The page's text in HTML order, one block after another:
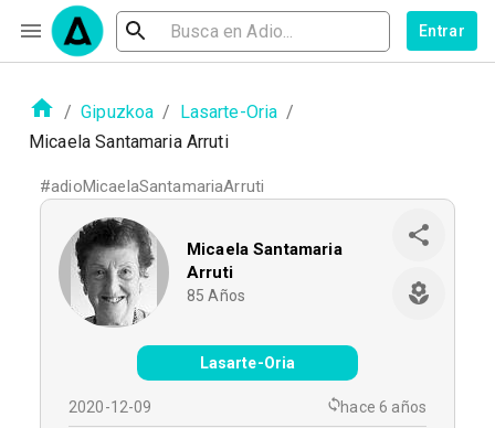
Entrar
/ Gipuzkoa / Lasarte-Oria /
Micaela Santamaria Arruti
#adioMicaelaSantamariaArruti
Micaela Santamaria
Arruti
85 Años
Lasarte-Oria
2020-12-09 hace 6 años